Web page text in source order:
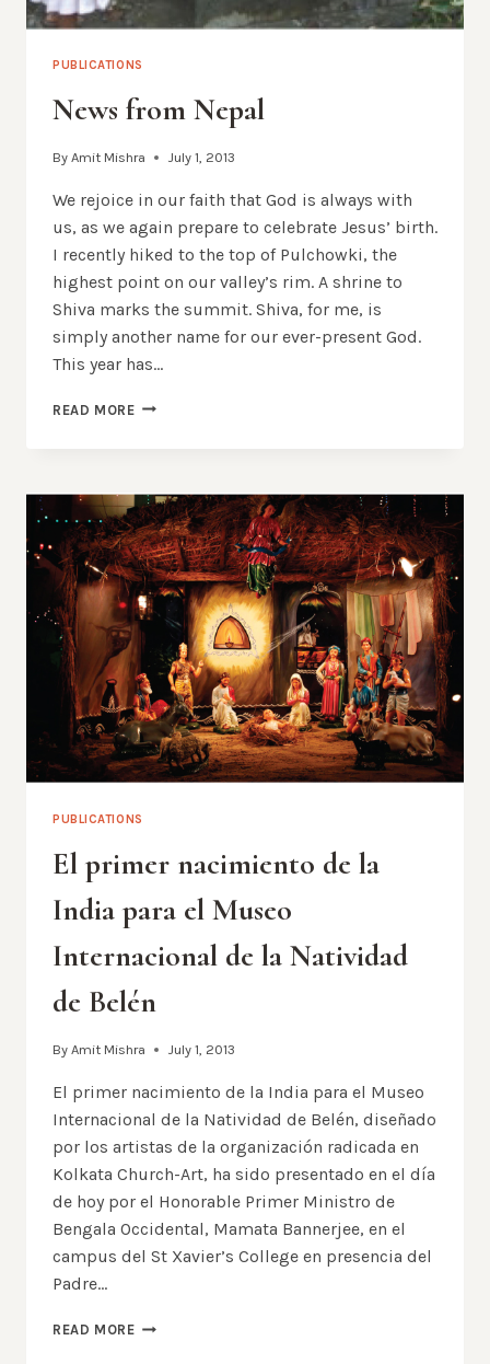
PUBLICATIONS
News from Nepal
By Amit Mishra July 1, 2013
We rejoice in our faith that God is always with
us, as we again prepare to celebrate Jesus’ birth.
I recently hiked to the top of Pulchowki, the
highest point on our valley’s rim. A shrine to
Shiva marks the summit. Shiva, for me, is
simply another name for our ever-present God.
This year has…
READ MORENEWS
PUBLICATIONS
El primer nacimiento de la
India para el Museo
Internacional de la Natividad
de Belén
By Amit Mishra July 1, 2013
El primer nacimiento de la India para el Museo
Internacional de la Natividad de Belén, diseñado
por los artistas de la organización radicada en
Kolkata Church-Art, ha sido presentado en el día
de hoy por el Honorable Primer Ministro de
Bengala Occidental, Mamata Bannerjee, en el
campus del St Xavier’s College en presencia del
Padre…
READ MOREEL